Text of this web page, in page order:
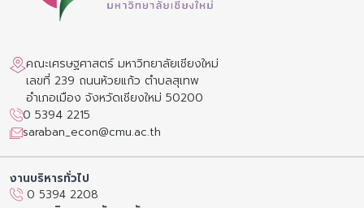
คณะเศรษฐศาสตร์ มหาวิทยาลัยเชียงใหม่
เลขที่ 239 ถนนห้วยแก้ว ตำบลสุเทพ
อำเภอเมือง จังหวัดเชียงใหม่ 50200
0 5394 2215
saraban_econ@cmu.ac.th
งานบริหารทั่วไป
0 5394 2208